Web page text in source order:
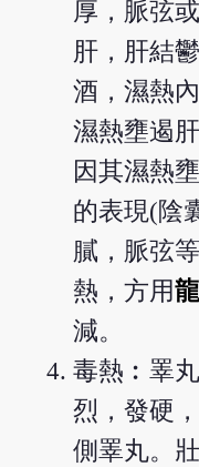
厚，脈弦
肝，肝結
酒，濕熱
濕熱壅遏
因其濕熱
的表現(陰
膩，脈弦
熱，方用
減。
毒熱︰睪
烈，發硬
側睪丸。